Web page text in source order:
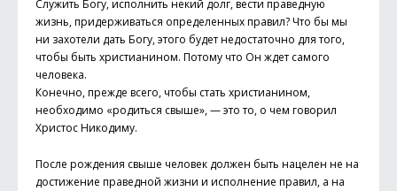
Служить Богу, исполнить некий долг, вести праведную
жизнь, придерживаться определенных правил? Что бы мы
ни захотели дать Богу, этого будет недостаточно для того,
чтобы быть христианином. Потому что Он ждет самого
человека.
Конечно, прежде всего, чтобы стать христианином,
необходимо «родиться свыше», — это то, о чем говорил
Христос Никодиму.
После рождения свыше человек должен быть нацелен не на
достижение праведной жизни и исполнение правил, а на